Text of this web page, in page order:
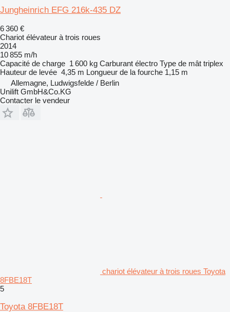
Jungheinrich EFG 216k-435 DZ
6 360 €
Chariot élévateur à trois roues
2014
10 855 m/h
Capacité de charge 1 600 kg Carburant électro Type de mât triplex
Hauteur de levée 4,35 m Longueur de la fourche 1,15 m
Allemagne, Ludwigsfelde / Berlin
Unilift GmbH&Co.KG
Contacter le vendeur
chariot élévateur à trois roues Toyota
8FBE18T
5
Toyota 8FBE18T